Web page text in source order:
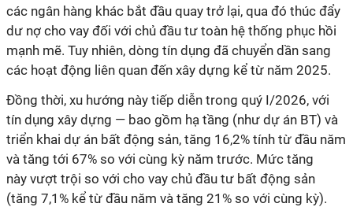
các ngân hàng khác bắt đầu quay trở lại, qua đó thúc đẩy
dư nợ cho vay đối với chủ đầu tư toàn hệ thống phục hồi
mạnh mẽ. Tuy nhiên, dòng tín dụng đã chuyển dần sang
các hoạt động liên quan đến xây dựng kể từ năm 2025.
Đồng thời, xu hướng này tiếp diễn trong quý I/2026, với
tín dụng xây dựng — bao gồm hạ tầng (như dự án BT) và
triển khai dự án bất động sản, tăng 16,2% tính từ đầu năm
và tăng tới 67% so với cùng kỳ năm trước. Mức tăng
này vượt trội so với cho vay chủ đầu tư bất động sản
(tăng 7,1% kể từ đầu năm và tăng 21% so với cùng kỳ).